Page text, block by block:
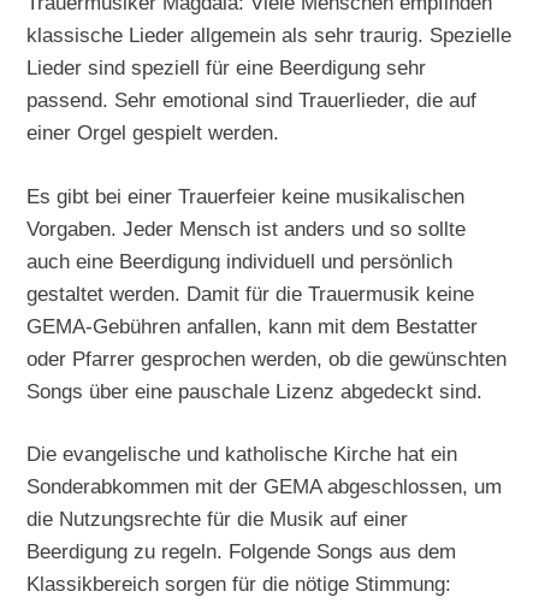
klassische Lieder allgemein als sehr traurig. Spezielle
Lieder sind speziell für eine Beerdigung sehr
passend. Sehr emotional sind Trauerlieder, die auf
einer Orgel gespielt werden.
Es gibt bei einer Trauerfeier keine musikalischen
Vorgaben. Jeder Mensch ist anders und so sollte
auch eine Beerdigung individuell und persönlich
gestaltet werden. Damit für die Trauermusik keine
GEMA-Gebühren anfallen, kann mit dem Bestatter
oder Pfarrer gesprochen werden, ob die gewünschten
Songs über eine pauschale Lizenz abgedeckt sind.
Die evangelische und katholische Kirche hat ein
Sonderabkommen mit der GEMA abgeschlossen, um
die Nutzungsrechte für die Musik auf einer
Beerdigung zu regeln. Folgende Songs aus dem
Klassikbereich sorgen für die nötige Stimmung: